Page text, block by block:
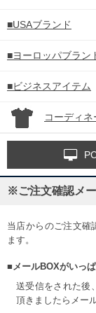
■USAブランド
■ヨーロッパブラン
■ビジネスアイテム
コーディネ
※ご注文確認メ
当店からのご注文確
ます。
■メールBOXがいっぱ
送受信をされた後
頂きましたらメー